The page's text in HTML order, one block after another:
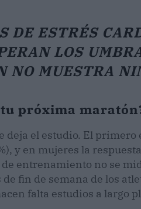
DE ESTRÉS
LOS
NO MUESTRA
próxima
el estudio. El primero
y en mujeres la
entrenamiento no se
fin de semana de los
falta estudios a largo